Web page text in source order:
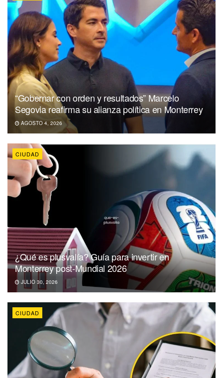
“Gobernar con orden y resultados” Marcelo
Segovia reafirma su alianza política en Monterrey
AGOSTO 4, 2026
CIUDAD
¿Qué es plusvalía? Guía para invertir en
Monterrey post-Mundial 2026
JULIO 30, 2026
CIUDAD